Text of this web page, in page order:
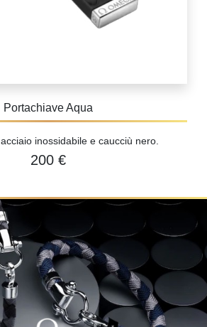
Portachiave Aqua
inossidabile e caucciù nero.
200 €